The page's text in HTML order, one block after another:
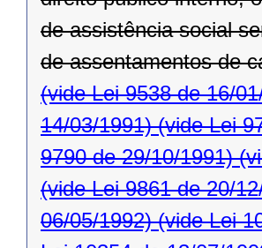
de assistência social
de assentamentos de
(vide Lei 9538 de 16/
14/03/1991)(vide Lei
9790 de 29/10/1991)
(vide Lei 9861 de 20/
06/05/1992)(vide Lei